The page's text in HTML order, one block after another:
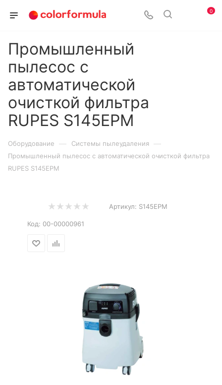
0
Промышленный
пылесос с
автоматической
очисткой фильтра
RUPES S145EPM
Оборудование — Системы пылеудаления —
Промышленный пылесос с автоматической очисткой фильтра
RUPES S145EPM
Артикул: S145EPM
Код: 00-00000961